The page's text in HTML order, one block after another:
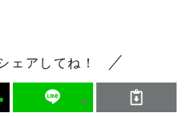
ェアしてね！